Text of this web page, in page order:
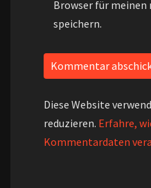
Browser für
speichern.
Diese Website
reduzieren. Erfahre,
Kommentardaten